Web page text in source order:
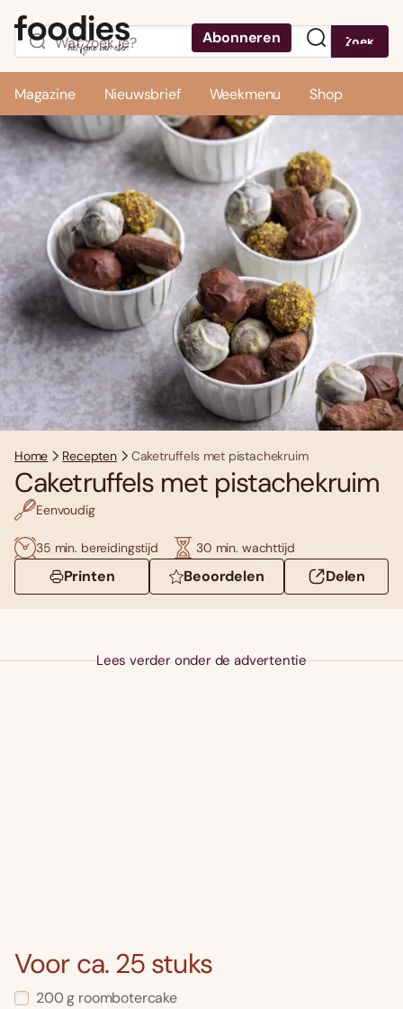
Abonneren Zoek
Magazine Nieuwsbrief Weekmenu Shop
Home Recepten Caketruffels met pistachekruim
Caketruffels met pistachekruim
Eenvoudig
35 min. bereidingstijd 30 min. wachttijd
Printen Beoordelen Delen
Lees verder onder de advertentie
Voor ca. 25 stuks
200 g roombotercake